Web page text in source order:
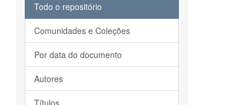
Todo o repositório
Comunidades e Coleções
Por data do documento
Autores
Títulos